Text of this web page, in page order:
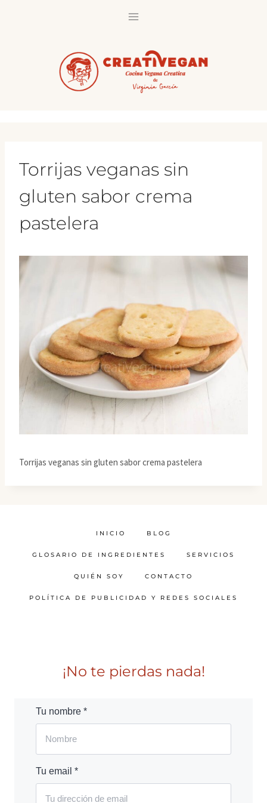
Torrijas veganas sin
gluten sabor crema
pastelera
Torrijas veganas sin gluten sabor crema pastelera
INICIO BLOG
GLOSARIO DE INGREDIENTES SERVICIOS
QUIÉN SOY CONTACTO
POLÍTICA DE PUBLICIDAD Y REDES SOCIALES
¡No te pierdas nada!
Tu nombre *
Tu email *